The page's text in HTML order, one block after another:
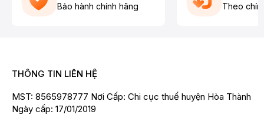
Bảo hành chính hãng Theo
THÔNG TIN LIÊN HỆ
MST: 8565978777 Nơi Cấp: Chi cục thuế huyện Hòa Thành
Ngày cấp: 17/01/2019